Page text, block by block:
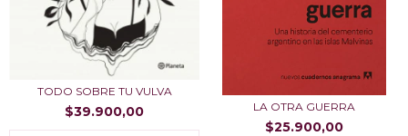
TODO SOBRE TU VULVA
$39.900,00 LA OTRA GUERRA
$25.900,00